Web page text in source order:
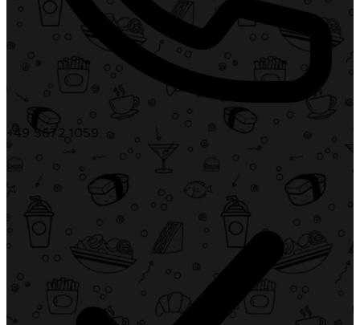
+49 5672 1059